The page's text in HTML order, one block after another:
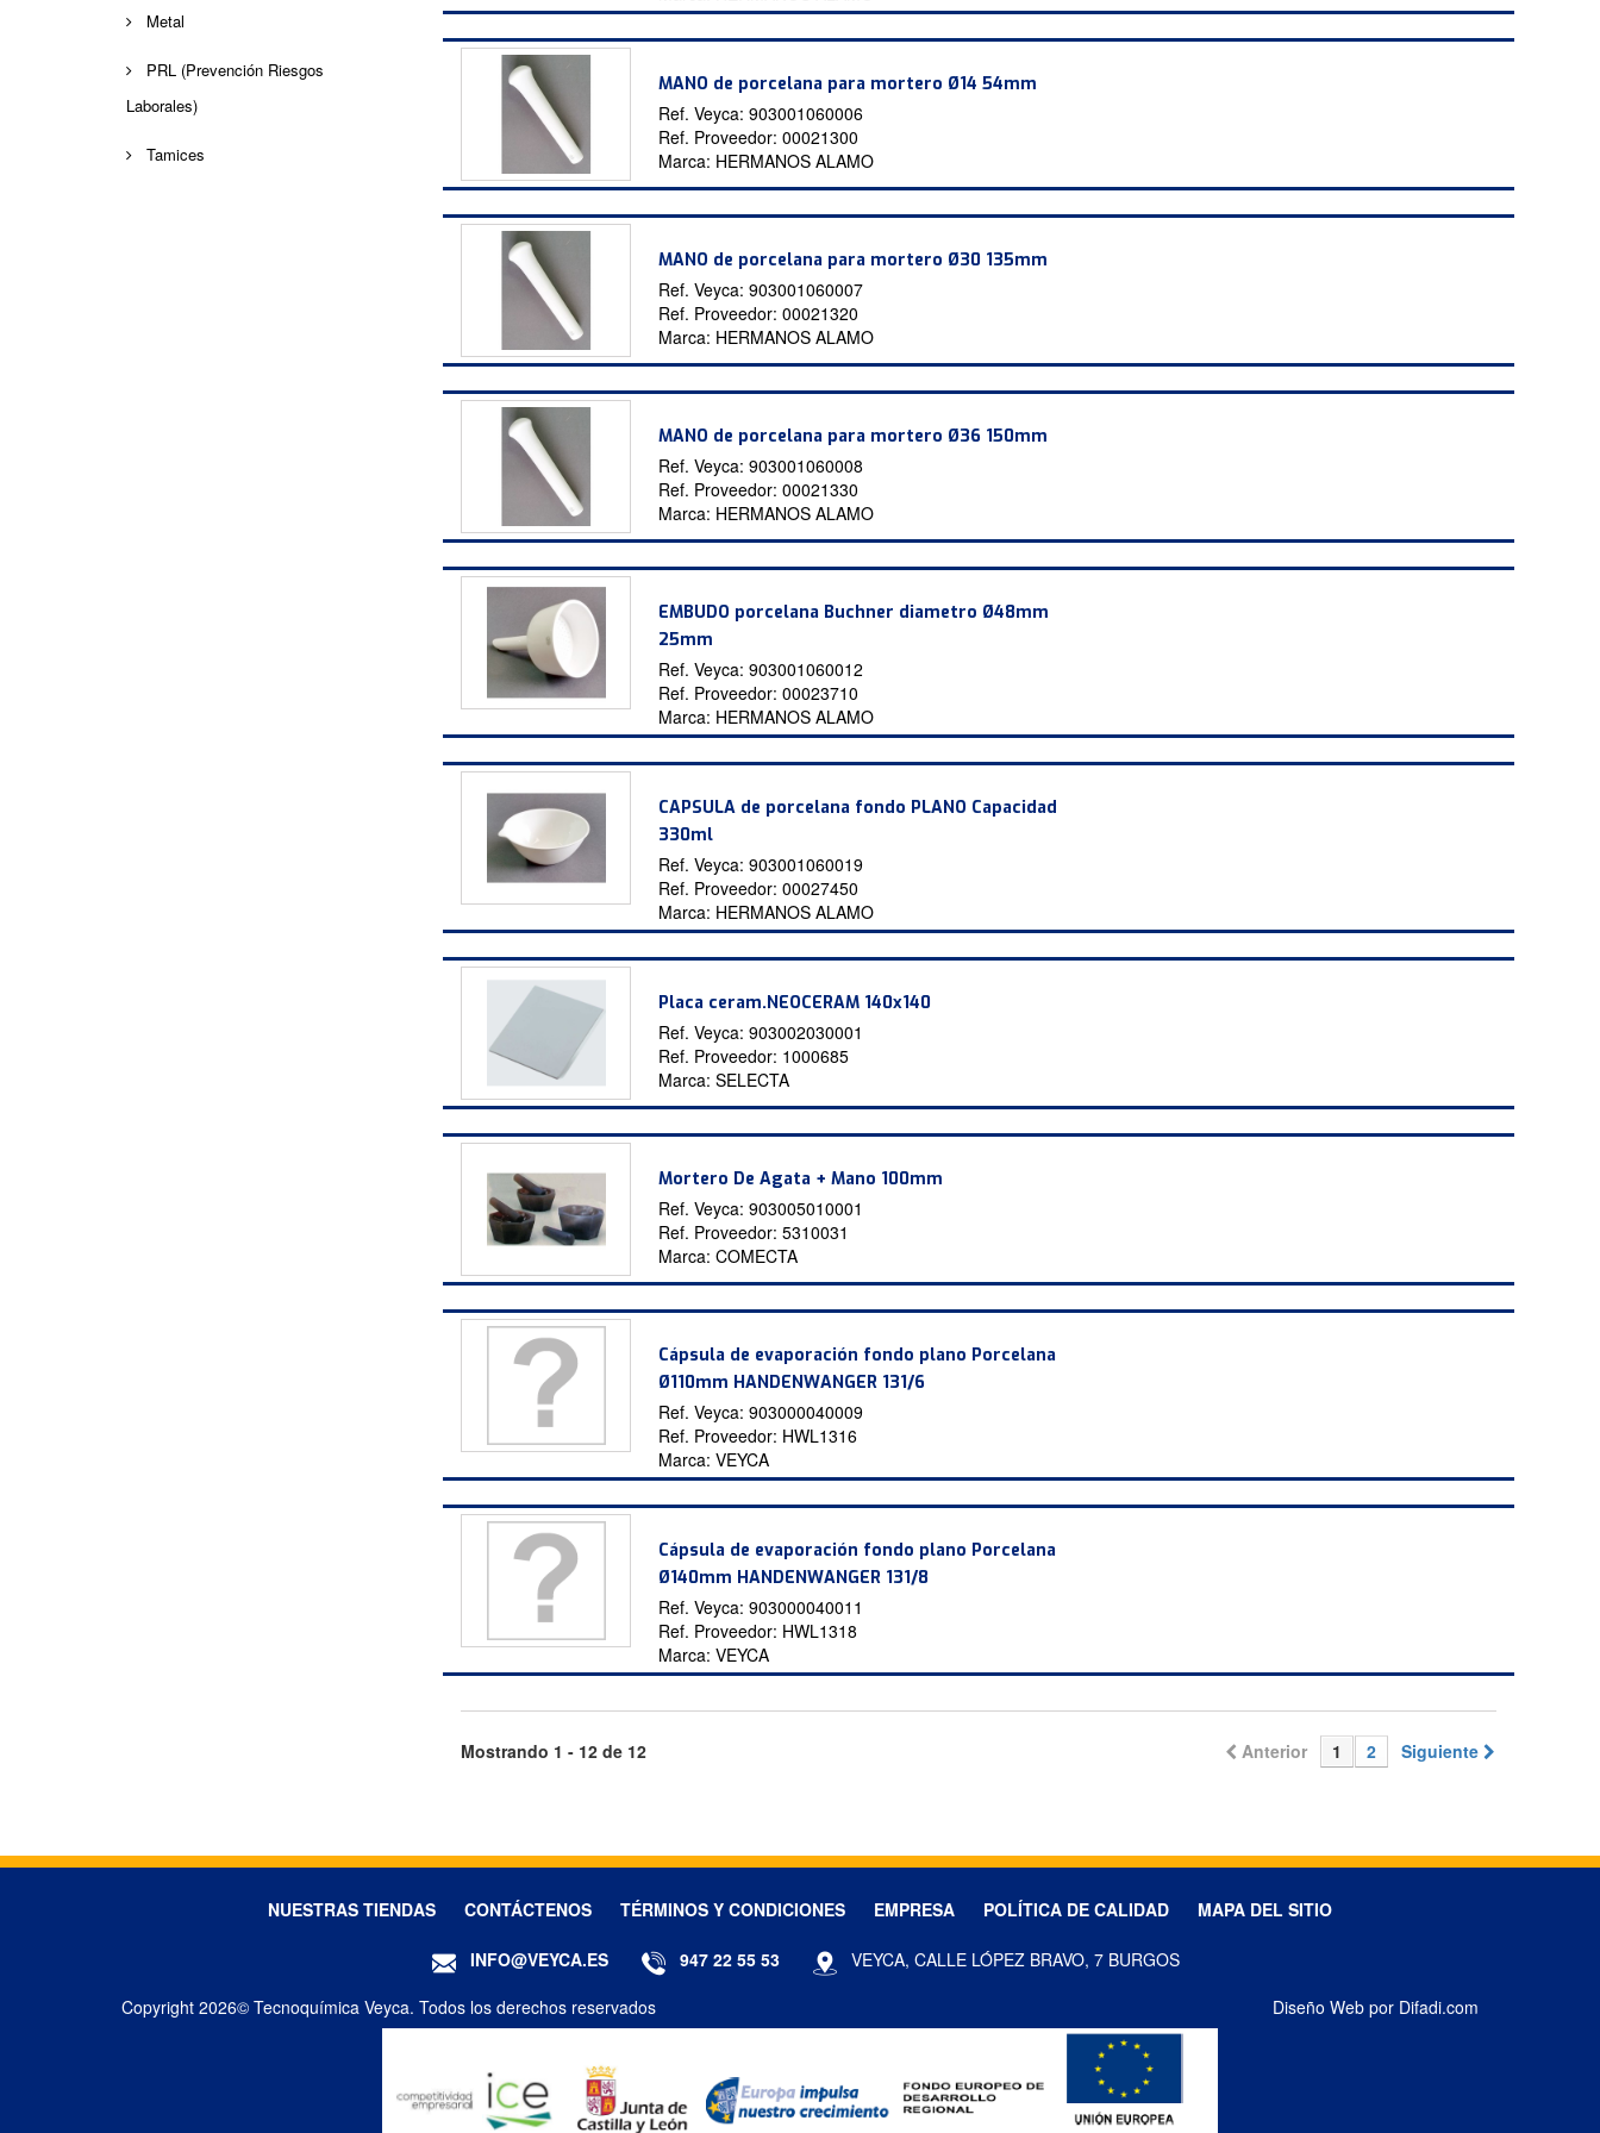
Metal
PRL (Prevención Riesgos
Laborales)
Tamices
MANO de porcelana para mortero Ø14 54mm
Ref. Veyca:903001060006
Ref. Proveedor:00021300
Marca: HERMANOS ALAMO
MANO de porcelana para mortero Ø30 135mm
Ref. Veyca:903001060007
Ref. Proveedor:00021320
Marca: HERMANOS ALAMO
MANO de porcelana para mortero Ø36 150mm
Ref. Veyca:903001060008
Ref. Proveedor:00021330
Marca: HERMANOS ALAMO
EMBUDO porcelana Buchner diametro Ø48mm
25mm
Ref. Veyca:903001060012
Ref. Proveedor:00023710
Marca: HERMANOS ALAMO
CAPSULA de porcelana fondo PLANO Capacidad
330ml
Ref. Veyca:903001060019
Ref. Proveedor:00027450
Marca: HERMANOS ALAMO
Placa ceram.NEOCERAM 140x140
Ref. Veyca:903002030001
Ref. Proveedor: 1000685
Marca:SELECTA
Mortero De Agata + Mano 100mm
Ref. Veyca:903005010001
Ref. Proveedor:5310031
Marca:COMECTA
Cápsula de evaporación fondo plano Porcelana
Ø110mm HANDENWANGER 131/6
Ref. Veyca:903000040009
Ref. Proveedor: HWL1316
Marca:VEYCA
Cápsula de evaporación fondo plano Porcelana
Ø140mm HANDENWANGER 131/8
Ref. Veyca:903000040011
Ref. Proveedor: HWL1318
Marca:VEYCA
Anterior 1 2 Siguiente
Mostrando 1 - 12 de 12
NUESTRAS TIENDAS CONTÁCTENOS TÉRMINOS Y CONDICIONES EMPRESA POLÍTICA DE CALIDAD MAPA DEL SITIO
Copyright 2026© Tecnoquímica Veyca. Todos los derechos reservados Diseño Web por Difadi.com
INFO@VEYCA.ES 947 22 55 53 VEYCA, CALLE LÓPEZ BRAVO, 7 BURGOS